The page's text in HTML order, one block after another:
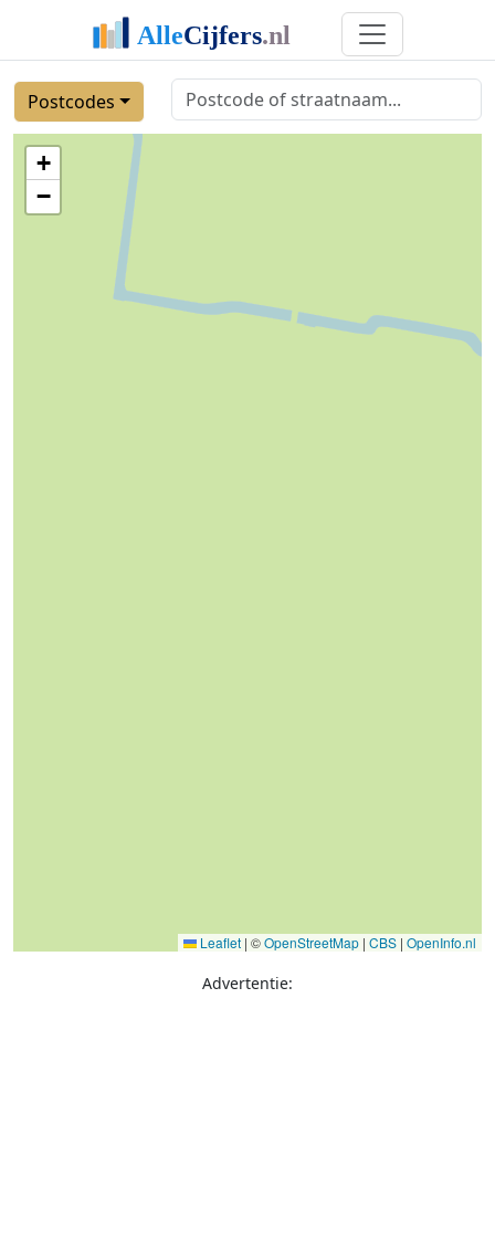
Postcodes
+
−
Leaflet | ©OpenStreetMap | CBS | OpenInfo.nl
Advertentie: